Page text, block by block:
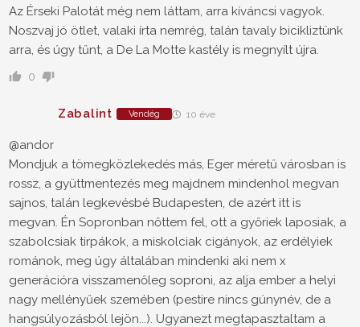
Az Érseki Palotát még nem láttam, arra kíváncsi vagyok.
Noszvaj jó ötlet, valaki írta nemrég, talán tavaly bicikliztünk
arra, és úgy tűnt, a De La Motte kastély is megnyílt újra.
0
Zabalint Vendég 10 éve
@andor
Mondjuk a tömegközlekedés más, Eger méretű városban is
rossz, a gyüttmentezés meg majdnem mindenhol megvan
sajnos, talán legkevésbé Budapesten, de azért itt is
megvan. Én Sopronban nőttem fel, ott a győriek laposiak, a
szabolcsiak tirpákok, a miskolciak cigányok, az erdélyiek
románok, meg úgy általában mindenki aki nem x
generációra visszamenőleg soproni, az alja ember a helyi
nagy mellényűek szemében (pestire nincs gúnynév, de a
hangsúlyozásból lejön...). Ugyanezt megtapasztaltam a